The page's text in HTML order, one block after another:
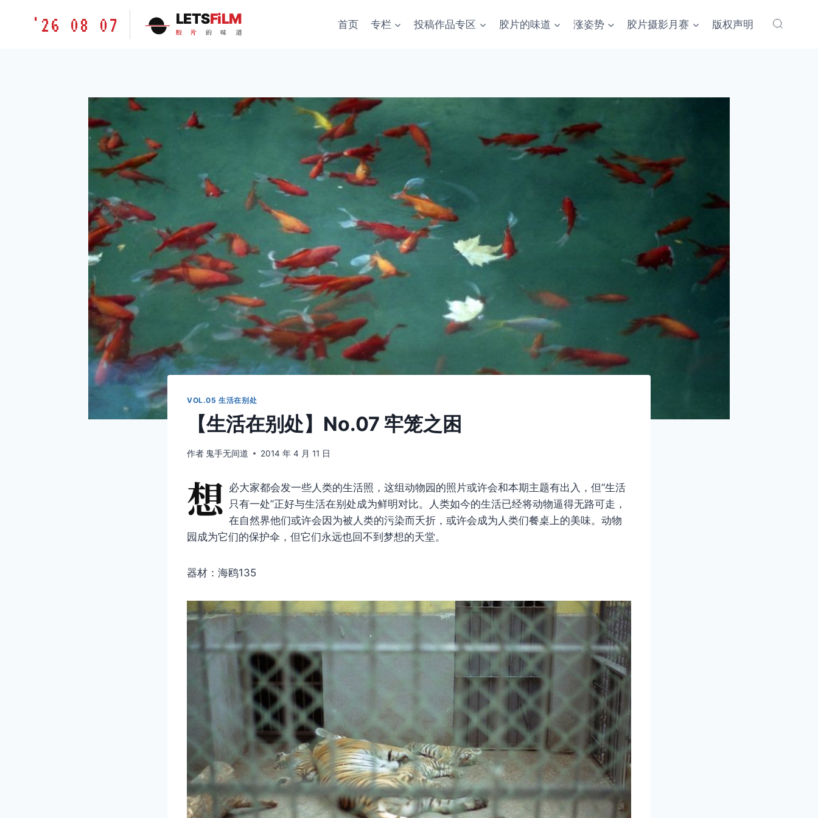
胶'26 08 07 LETSFiLM
胶 片 的 味 道
首页 专栏 投稿作品专区 胶片的味道 涨姿势 胶片摄影月赛 版权声明
VOL.05 生活在别处
【生活在别处】No.07 牢笼之困
作者 鬼手无间道 2014 年 4 月 11 日
想 必大家都会发一些人类的生活照，这组动物园的照片或许会和本期主题有出入，但“生活
只有一处”正好与生活在别处成为鲜明对比。人类如今的生活已经将动物逼得无路可走，
在自然界他们或许会因为被人类的污染而夭折，或许会成为人类们餐桌上的美味。动物
园成为它们的保护伞，但它们永远也回不到梦想的天堂。
器材：海鸥135